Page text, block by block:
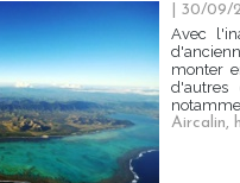
| 30/09/
Avec
monter
d'autres
Aircalin,